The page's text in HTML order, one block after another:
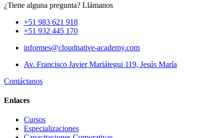
¿Tiene alguna pregunta? Llámanos
+51 983 621 918
+51 932 445 170
informes@cloudnative-academy.com
Av. Francisco Javier Mariátegui 119, Jesús María
Contáctanos
Enlaces
Cursos
Especializaciones